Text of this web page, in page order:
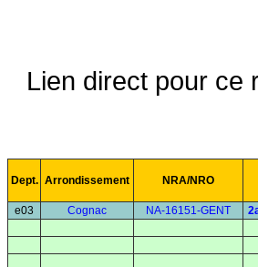
Lien direct pour ce
Dept. Arrondissement NRA/NRO
e03 Cognac NA-16151-GENT